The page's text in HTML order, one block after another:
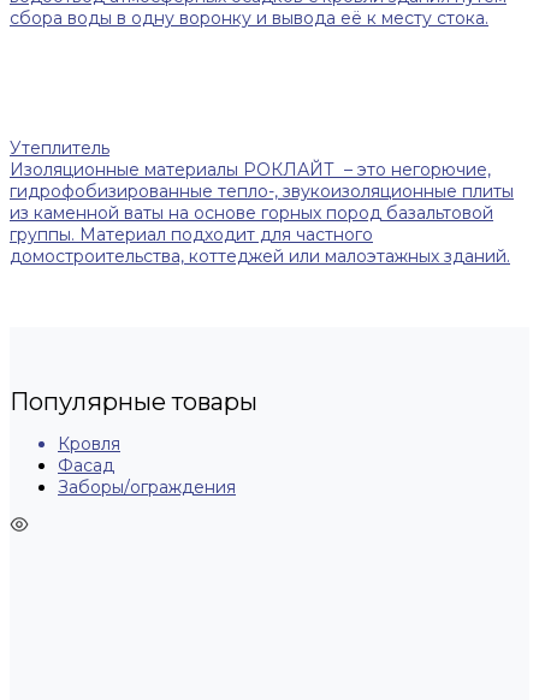
сбора воды в одну воронку и вывода её к месту стока.
Утеплитель
Изоляционные материалы РОКЛАЙТ – это негорючие,
гидрофобизированные тепло-, звукоизоляционные плиты
из каменной ваты на основе горных пород базальтовой
группы. Материал подходит для частного
домостроительства, коттеджей или малоэтажных зданий.
Популярные товары
Кровля
Фасад
Заборы/ограждения